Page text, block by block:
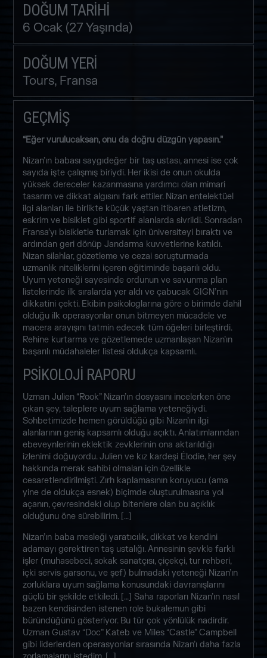
DOĞUM TARIHI
6 Ocak (27 Yaşında)
DOĞUM YERI
Tours, Fransa
GEÇMİŞ
“Eğer vurulucaksan, onu da doğru düzgün yapasın.”
Nizan’ın babası saygıdeğer bir taş ustası, annesi ise çok
sayıda işte çalışmış biriydi. Her ikisi de onun okulda
yüksek dereceler kazanmasına yardımcı olan mimari
tasarım ve dikkat algısını fark ettiler. Nizan entelektüel
ilgi alanları ile birlikte küçük yaştan itibaren atletizm,
eskrim ve bisiklet gibi sportif alanlarda sivrildi. Sonradan
Fransa’yı bisikletle turlamak için üniversiteyi bıraktı ve
ardından geri dönüp Jandarma kuvvetlerine katıldı.
Nizan silahlar, gözetleme ve cezai soruşturmada
uzmanlık niteliklerini içeren eğitiminde başarılı oldu.
Uyum yeteneği sayesinde ordunun ve savunma plan
listelerinde ilk sıralarda yer aldı ve çabucak GIGN’nin
dikkatini çekti. Ekibin psikologlarına göre o birimde dahil
olduğu ilk operasyonlar onun bitmeyen mücadele ve
macera arayışını tatmin edecek tüm öğeleri birleştirdi.
Rehine kurtarma ve gözetlemede uzmanlaşan Nizan’ın
başarılı müdahaleler listesi oldukça kapsamlı.
PSİKOLOJİ RAPORU
Uzman Julien “Rook” Nizan’ın dosyasını incelerken öne
çıkan şey, taleplere uyum sağlama yeteneğiydi.
Sohbetimizde hemen görüldüğü gibi Nizan’ın ilgi
alanlarının geniş kapsamlı olduğu açıktı. Anlatımlarından
ebeveynlerinin eklektik zevklerinin ona aktarıldığı
izlenimi doğuyordu. Julien ve kız kardeşi Élodie, her şey
hakkında merak sahibi olmaları için özellikle
cesaretlendirilmişti. Zırh kaplamasının koruyucu (ama
yine de oldukça esnek) biçimde oluşturulmasına yol
açanın, çevresindeki olup bitenlere olan bu açıklık
olduğunu öne sürebilirim. […]
Nizan’ın baba mesleği yaratıcılık, dikkat ve kendini
adamayı gerektiren taş ustalığı. Annesinin şevkle farklı
işler (muhasebeci, sokak sanatçısı, çiçekçi, tur rehberi,
içki servis garsonu, ve şef) bulmadaki yeteneği Nizan’ın
zorluklara uyum sağlama konusundaki davranışlarını
güçlü bir şekilde etkiledi. […] Saha raporları Nizan’ın nasıl
bazen kendisinden istenen role bukalemun gibi
büründüğünü gösteriyor. Bu tür çok yönlülük nadirdir.
Uzman Gustav “Doc” Kateb ve Miles “Castle” Campbell
gibi liderlerden operasyonlar sırasında Nizan’ı daha fazla